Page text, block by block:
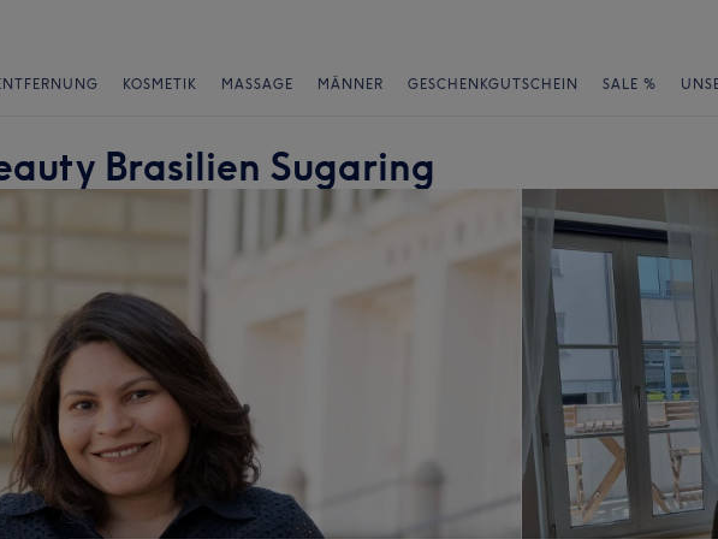
KOSMETIK MASSAGE MÄNNER GESCHENKGUTSCHEIN SALE %
Brasilien Sugaring